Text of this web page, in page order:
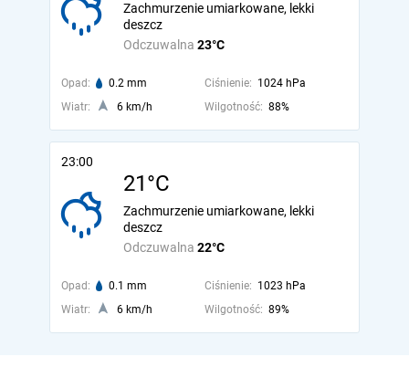
Odczuwalna 23°C
Zachmurzenie umiarkowane, lekki
deszcz
Opad: 0.2 mm Ciśnienie: 1024 hPa
Wiatr:
6 km/h Wilgotność: 88%
23:00
21°C
Odczuwalna 22°C
Zachmurzenie umiarkowane, lekki
deszcz
Opad: 0.1 mm Ciśnienie: 1023 hPa
Wiatr:
6 km/h Wilgotność: 89%